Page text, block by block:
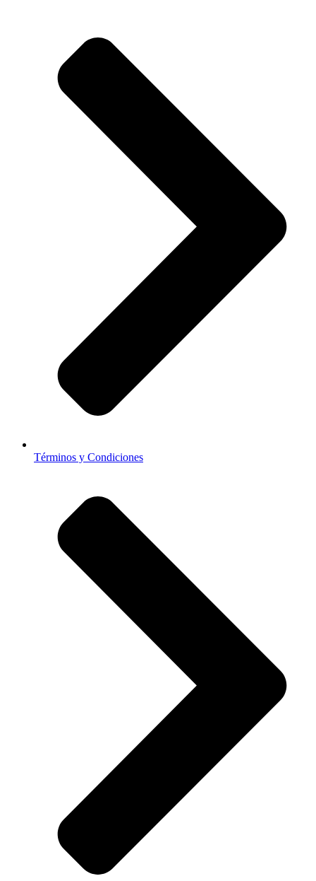
Términos y Condiciones